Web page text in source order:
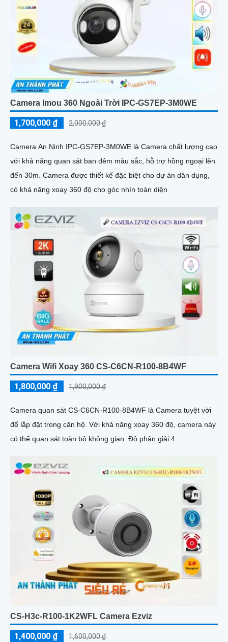
Camera Imou 360 Ngoài Trời IPC-GS7EP-3M0WE
1,700,000 ₫ 2,000,000 ₫
Camera An Ninh IPC-GS7EP-3M0WE là Camera chất lượng cao
với khả năng quan sát ban đêm màu sắc, hỗ trợ hồng ngoại lên
đến 30m. Camera được thiết kế đặc biệt cho dự án dân dụng,
có khả năng xoay 360 độ cho góc nhìn toàn diện
Camera Wifi Xoay 360 CS-C6CN-R100-8B4WF
1,800,000 ₫ 1,900,000 ₫
Camera quan sát CS-C6CN-R100-8B4WF là Camera tuyệt vời
để lắp đặt trong căn hộ. Với khả năng xoay 360 độ, camera này
có thể quan sát toàn bộ không gian. Độ phân giải 4
CS-H3c-R100-1K2WFL Camera Ezviz
1,400,000 ₫ 1,600,000 ₫